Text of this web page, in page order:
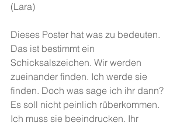
(Lara)
Dieses Poster hat was zu bedeuten.
Das ist bestimmt ein
Schicksalszeichen. Wir werden
zueinander finden. Ich werde sie
finden. Doch was sage ich ihr dann?
Es soll nicht peinlich rüberkommen.
Ich muss sie beeindrucken. Ihr